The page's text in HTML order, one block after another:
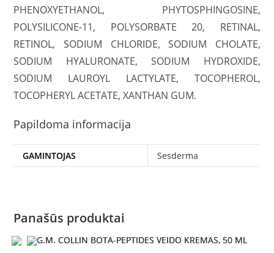
PHENOXYETHANOL, PHYTOSPHINGOSINE,
POLYSILICONE-11, POLYSORBATE 20, RETINAL,
RETINOL, SODIUM CHLORIDE, SODIUM CHOLATE,
SODIUM HYALURONATE, SODIUM HYDROXIDE,
SODIUM LAUROYL LACTYLATE, TOCOPHEROL,
TOCOPHERYL ACETATE, XANTHAN GUM.
Papildoma informacija
GAMINTOJAS Sesderma
Panašūs produktai